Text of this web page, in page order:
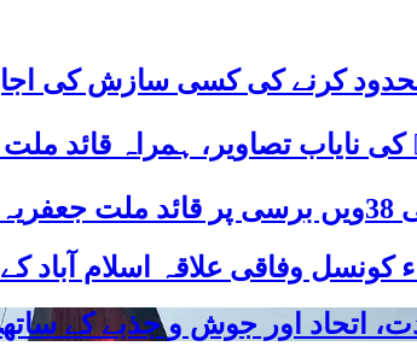
کرنے کی کسی سازش کی
نایاب تصاویر، ہمراہ قائد
کونسل وفاقی علاقہ اسلام